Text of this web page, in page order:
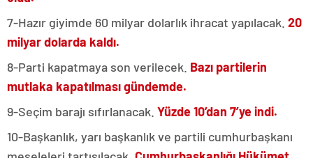
7-Hazır giyimde 60 milyar dolarlık ihracat yapılacak. 20
milyar dolarda kaldı.
8-Parti kapatmaya son verilecek. Bazı partilerin
mutlaka kapatılması gündemde.
9-Seçim barajı sıfırlanacak. Yüzde 10’dan 7’ye indi.
10-Başkanlık, yarı başkanlık ve partili cumhurbaşkanı